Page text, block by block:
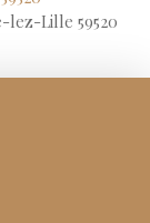
lez-Lille 59520